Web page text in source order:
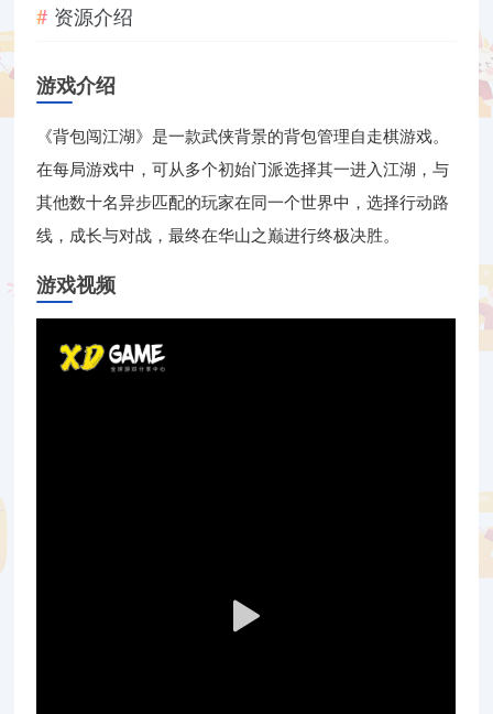
资源介绍
游戏介绍
《背包闯江湖》是一款武侠背景的背包管理自走棋游戏。
在每局游戏中，可从多个初始门派选择其一进入江湖，与
其他数十名异步匹配的玩家在同一个世界中，选择行动路
线，成长与对战，最终在华山之巅进行终极决胜。
游戏视频